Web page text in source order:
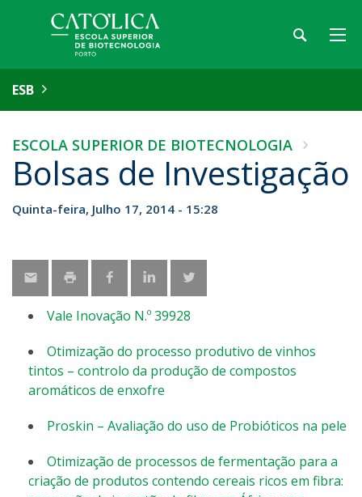
ESB
ESCOLA SUPERIOR DE BIOTECNOLOGIA
Bolsas de Investigação
Quinta-feira, Julho 17, 2014 - 15:28
Vale Inovação N.º 39928
Otimização do processo produtivo de vinhos
tintos – controlo da produção de compostos
aromáticos de enxofre
Proskin – Avaliação do uso de Probióticos na pele
Otimização de processos de fermentação para a
criação de produtos contendo cereais ricos em fibra: